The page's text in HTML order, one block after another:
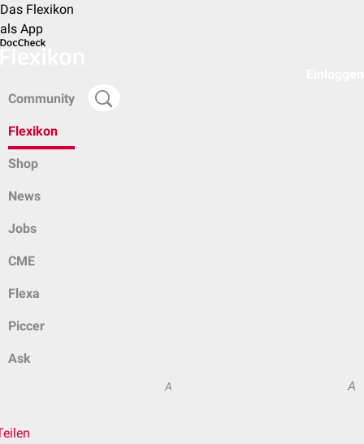
Das Flexikon
als App
Community
Flexikon
Shop
News
Jobs
CME
Flexa
Piccer
Ask
A A